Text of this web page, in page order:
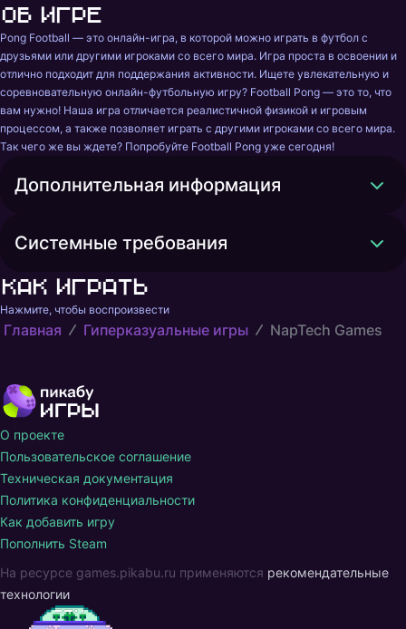
Об игре
Pong Football — это онлайн-игра, в которой можно играть в футбол с
друзьями или другими игроками со всего мира. Игра проста в освоении и
отлично подходит для поддержания активности. Ищете увлекательную и
соревновательную онлайн-футбольную игру? Football Pong — это то, что
вам нужно! Наша игра отличается реалистичной физикой и игровым
процессом, а также позволяет играть с другими игроками со всего мира.
Так чего же вы ждете? Попробуйте Football Pong уже сегодня!
Дополнительная информация
Системные требования
Как играть
Нажмите, чтобы воспроизвести
Главная Гиперказуальные игры NapTech Games
О проекте
Пользовательское соглашение
Техническая документация
Политика конфиденциальности
Как добавить игру
Пополнить Steam
На ресурсе games.pikabu.ru применяются рекомендательные
технологии